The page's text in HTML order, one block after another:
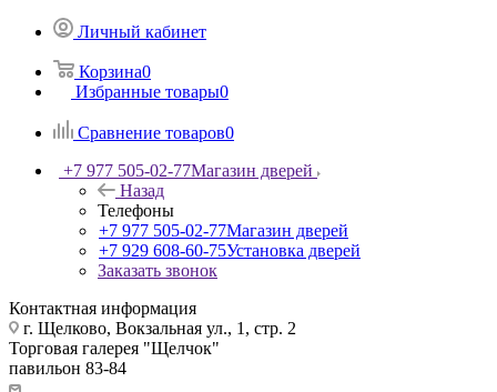
Личный кабинет
Корзина0
Избранные товары0
Сравнение товаров0
+7 977 505-02-77Магазин дверей
Назад
Телефоны
+7 977 505-02-77Магазин дверей
+7 929 608-60-75Установка дверей
Заказать звонок
Контактная информация
г. Щелково, Вокзальная ул., 1, стр. 2
Торговая галерея "Щелчок"
павильон 83-84